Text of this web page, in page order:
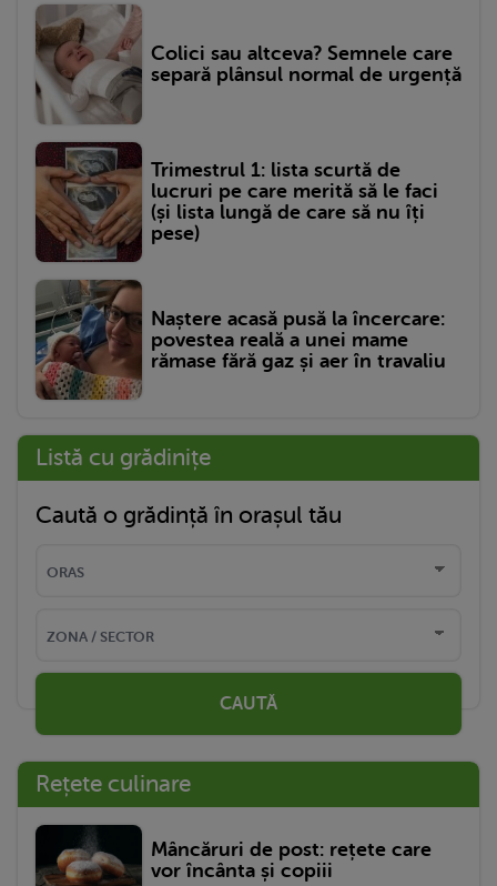
Colici sau altceva? Semnele care
separă plânsul normal de urgență
Trimestrul 1: lista scurtă de
lucruri pe care merită să le faci
(și lista lungă de care să nu îți
pese)
Naștere acasă pusă la încercare:
povestea reală a unei mame
rămase fără gaz și aer în travaliu
Listă cu grădinițe
Caută o grădință în orașul tău
CAUTĂ
Rețete culinare
Mâncăruri de post: rețete care
vor încânta și copiii